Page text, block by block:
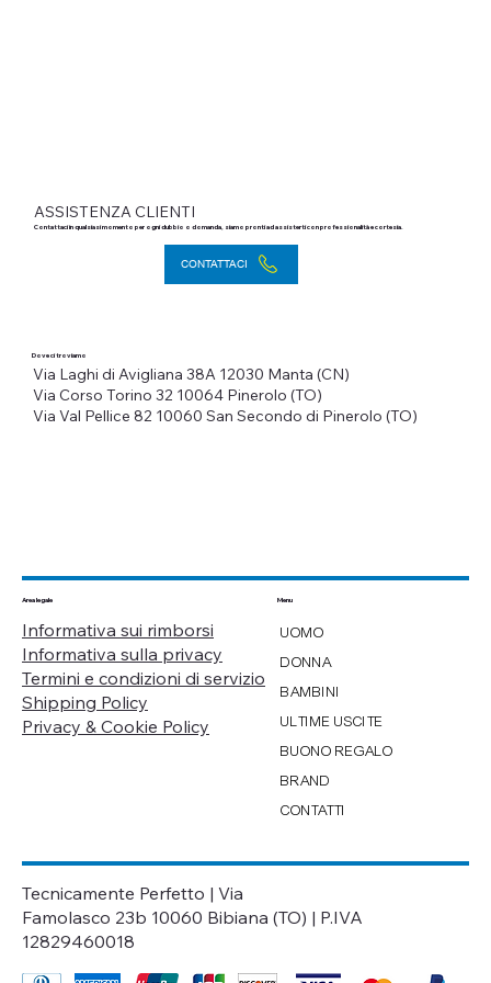
Contattaci in qualsiasi momento per ogni dubbio o domanda, siamo pronti ad assisterti con professionalità e cortesia.
CONTATTACI
ASSISTENZA CLIENTI
Dove ci troviamo
Via Laghi di Avigliana 38A 12030 Manta (CN)
Via Val Pellice 82 10060 San Secondo di Pinerolo (TO)
Via Corso Torino 32 10064 Pinerolo (TO)
Area legale
Informativa sui rimborsi
Informativa sulla privacy
Termini e condizioni di servizio
Shipping Policy
Privacy & Cookie Policy
Menu
UOMO
DONNA
BAMBINI
ULTIME USCITE
BUONO REGALO
BRAND
CONTATTI
Tecnicamente Perfetto | Via
Famolasco 23b 10060 Bibiana (TO) | P.IVA
12829460018